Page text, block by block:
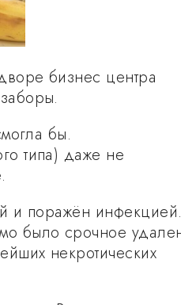
бизнес центра
бы.
типа) даже не
и поражён
было срочное
некротических